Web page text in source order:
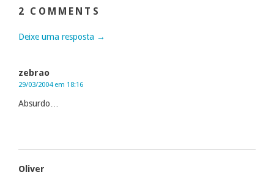
2 COMMENTS
Deixe uma resposta →
zebrao
29/03/2004 em 18:16
Absurdo…
Oliver